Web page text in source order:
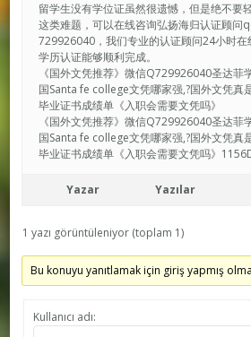
留学生没有学位证虽然很遗憾，但是绝不要
这类难题，可以在线咨询弘扬海归认证顾问
729926040，我们专业的认证顾问24小时
学历认证能够顺利完成。
《国外文凭推荐》微信Q729926040圣达菲
国Santa fe college文凭哪家强,?国外文凭真
毕业证书成绩单《入职会需要文凭吗》
《国外文凭推荐》微信Q729926040圣达菲
国Santa fe college文凭哪家强,?国外文凭真
毕业证书成绩单《入职会需要文凭吗》
Yazar Yazılar
1 yazı görüntüleniyor (toplam 1)
Bu konuyu yanıtlamak için giriş yapmış
Kullanıcı adı: